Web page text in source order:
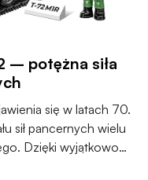
– potężna siła
się w latach 70.
sił pancernych wielu
Dzięki wyjątkowo